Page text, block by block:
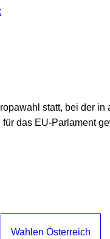
statt, bei der in
das EU-Parlament
Wahlen Österreich